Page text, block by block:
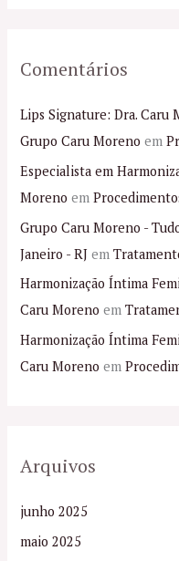
Comentários
Lips Signature: Dra. Caru
Grupo Caru Moreno em
Especialista em
Moreno em
Grupo Caru Moreno -
Janeiro - RJ em
Harmonização Íntima
Caru Moreno em
Harmonização Íntima
Caru Moreno em
Arquivos
junho 2025
maio 2025